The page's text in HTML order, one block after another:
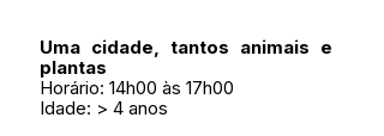
Uma cidade, tantos animais e
plantas
Horário: 14h00 às 17h00
Idade: > 4 anos